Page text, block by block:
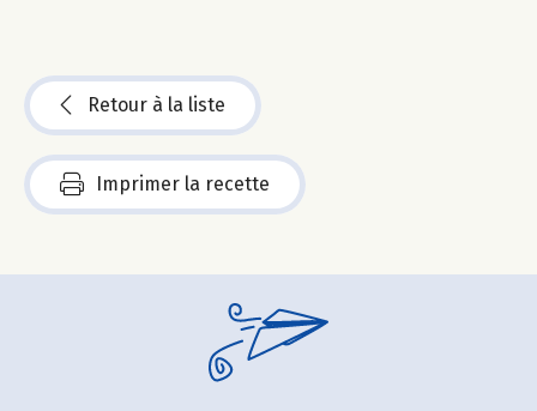
Retour à la liste
Imprimer la recette